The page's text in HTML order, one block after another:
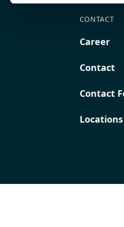
CONTACT
Career
Contact
Contact
Locations